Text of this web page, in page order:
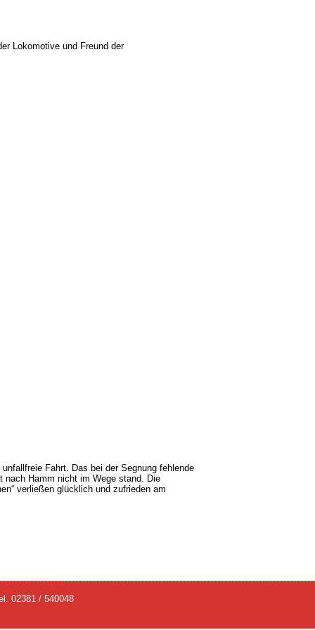
Lokomotive und Freund der
Fahrt. Das bei der Segnung fehlende
nach Hamm nicht im Wege stand. Die
verließen glücklich und zufrieden am
02381 / 540048